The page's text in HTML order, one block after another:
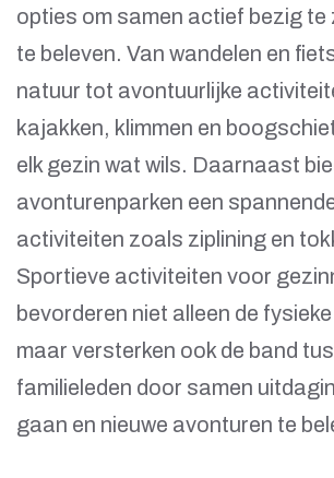
opties om samen actief bezig te
te beleven. Van wandelen en
natuur tot avontuurlijke
kajakken, klimmen en
elk gezin wat wils. Daarnaast
avonturenparken een
activiteiten zoals ziplining en
Sportieve activiteiten voor
bevorderen niet alleen de
maar versterken ook de band
familieleden door samen
gaan en nieuwe avonturen te